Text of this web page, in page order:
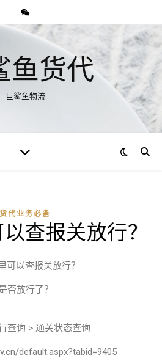
鱼货代
巨鲨鱼物流
货代业务必备
查报关放行？
可以查报关放行？
否放行了？
查询 > 通关状态查询
default.aspx?tabid=9405